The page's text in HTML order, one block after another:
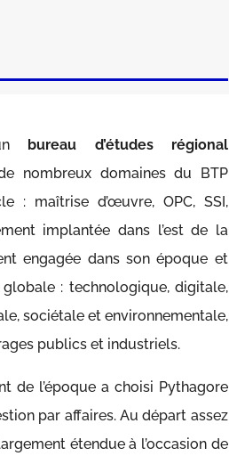
bureau d’études régional
nombreux domaines du BTP
: maîtrise d’œuvre, OPC, SSI,
implantée dans l’est de la
engagée dans son époque et
: technologique, digitale,
sociétale et environnementale,
publics et industriels.
de l’époque a choisi Pythagore
par affaires. Au départ assez
étendue à l’occasion de